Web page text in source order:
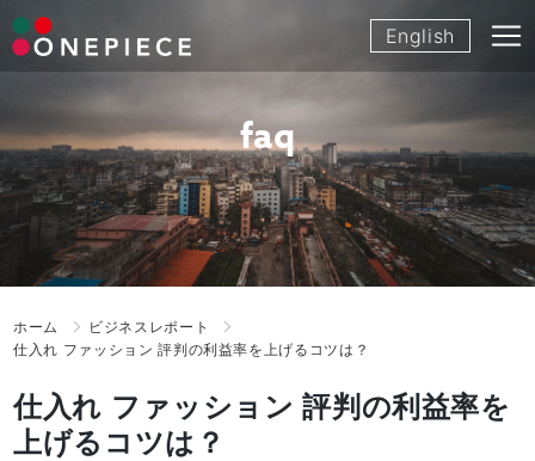
Skip
to
English
faq
ホーム
ビジネスレポート
仕入れ ファッション 評判の利益率を上げるコツは？
仕入れ ファッション 評判の利益率を
上げるコツは？